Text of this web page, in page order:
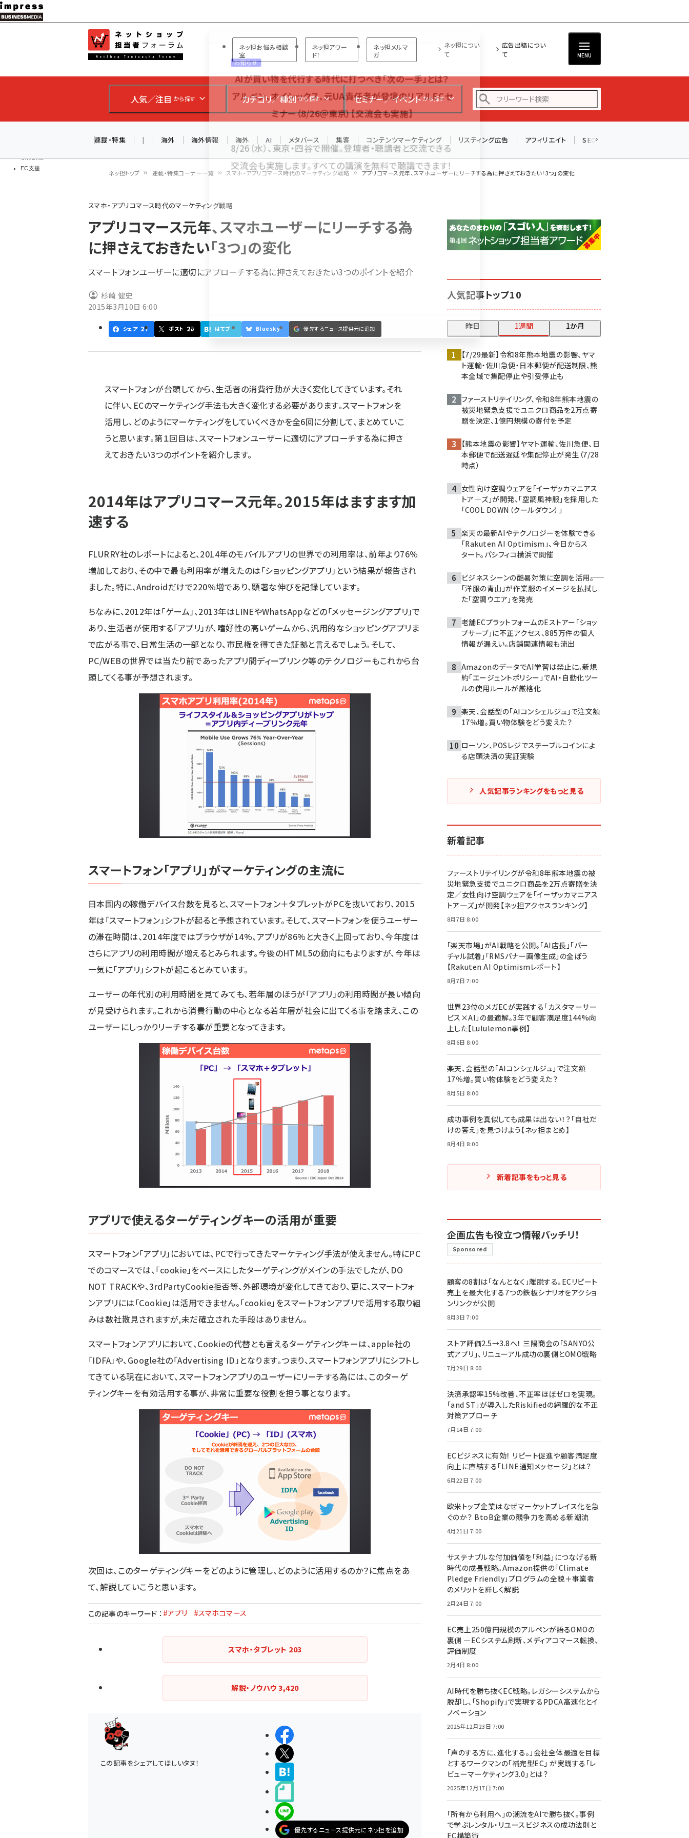
メ
イ
ン
ツ
移
教育講座
EC支援
ネットショップ担当者フォーラム
ネッ担お悩み相談
室
ネッ担アワー
ド！
ネッ担メルマ
ガ
ネッ担につい
て
広告出稿につい
て
MENU
人気／注目 から探す カテゴリ／種別 から探す セミナー／イベント から探す
yahoo (1901)
アスクル (1119)
base (1077)
連載・特集 | 海外 海外情報 海外 AI メタバース 集客 コンテンツマーケティング リスティング広告 アフィリエイト SEO
ン
く
ず
ネッ担トップ 連載・特集コーナー一覧 スマホ・アプリコマース時代のマーケティング戦略 アプリコマース元年、スマホユーザーにリーチする為に押さえておきたい「3つ」の変化
スマホ・アプリコマース時代のマーケティング戦略
アプリコマース元年、スマホユーザーにリーチする為
に押さえておきたい「3つ」の変化
スマートフォンユーザーに適切にアプローチする為に押さえておきたい3つのポイントを紹介
杉崎 健史
2015年3月10日 6:00
シェア 27 ポスト 20 はてブ Bluesky 優先するニュース提供元に追加
スマートフォンが台頭してから、生活者の消費行動が大きく変化してきています。それ
に伴い、ECのマーケティング手法も大きく変化する必要があります。スマートフォンを
活用し、どのようにマーケティングをしていくべきかを全6回に分割して、まとめていこ
うと思います。第１回目は、スマートフォンユーザーに適切にアプローチする為に押さ
えておきたい3つのポイントを紹介します。
2014年はアプリコマース元年。2015年はますます加
速する
FLURRY社のレポートによると、2014年のモバイルアプリの世界での利用率は、前年より76％
増加しており、その中で最も利用率が増えたのは「ショッピングアプリ」という結果が報告され
ました。特に、Androidだけで220％増であり、顕著な伸びを記録しています。
ちなみに、2012年は「ゲーム」、2013年はLINEやWhatsAppなどの「メッセージングアプリ」で
あり、生活者が使用する「アプリ」が、嗜好性の高いゲームから、汎用的なショッピングアプリま
で広がる事で、日常生活の一部となり、市民権を得てきた証拠と言えるでしょう。そして、
PC/WEBの世界では当たり前であったアプリ間ディープリンク等のテクノロジーもこれから台
頭してくる事が予想されます。
スマートフォン「アプリ」がマーケティングの主流に
日本国内の稼働デバイス台数を見ると、スマートフォン＋タブレットがPCを抜いており、2015
年は「スマートフォン」シフトが起ると予想されています。そして、スマートフォンを使うユーザー
の滞在時間は、2014年度ではブラウザが14%、アプリが86%と大きく上回っており、今年度は
さらにアプリの利用時間が増えるとみられます。今後のHTML5の動向にもよりますが、今年は
一気に「アプリ」シフトが起こるとみています。
ユーザーの年代別の利用時間を見てみても、若年層のほうが「アプリ」の利用時間が長い傾向
が見受けられます。これから消費行動の中心となる若年層が社会に出てくる事を踏まえ、この
ユーザーにしっかりリーチする事が重要となってきます。
アプリで使えるターゲティングキーの活用が重要
スマートフォン「アプリ」においては、PCで行ってきたマーケティング手法が使えません。特にPC
でのコマースでは、「cookie」をベースにしたターゲティングがメインの手法でしたが、DO
NOT TRACKや、3rdPartyCookie拒否等、外部環境が変化してきており、更に、スマートフォ
ンアプリには「Cookie」は活用できません。「cookie」をスマートフォンアプリで活用する取り組
みは数社散見されますが,未だ確立された手段はありません。
スマートフォンアプリにおいて、Cookieの代替とも言えるターゲティングキーは、apple社の
「IDFA」や、Google社の「Advertising ID」となります。つまり、スマートフォンアプリにシフトし
てきている現在において、スマートフォンアプリのユーザーにリーチする為には、このターゲ
ティングキーを有効活用する事が、非常に重要な役割を担う事となります。
次回は、このターゲティングキーをどのように管理し、どのように活用するのか？に焦点をあ
て、解説していこうと思います。
この記事のキーワード ： #アプリ #スマホコマース
スマホ・タブレット 203
解説・ノウハウ3,420
この記事をシェアしてほしいタヌ！
優先するニュース提供元にネッ担を追加
人気記事トップ10
昨日 1週間 1か月
【7/29最新】令和8年熊本地震の影響、ヤマ
ト運輸・佐川急便・日本郵便が配送制限、熊
本全域で集配停止や引受停止も
ファーストリテイリング、令和8年熊本地震の
被災地緊急支援でユニクロ商品を2万点寄
贈を決定、1億円規模の寄付を予定
【熊本地震の影響】ヤマト運輸、佐川急便、日
本郵便で配送遅延や集配停止が発生（7/28
時点）
女性向け空調ウェアを「イーザッカマニアス
トア―ズ」が開発、「空調風神服」を採用した
「COOL DOWN（クールダウン）」
楽天の最新AIやテクノロジーを体験できる
「Rakuten AI Optimism」、今日からス
タート。パシフィコ横浜で開催
ビジネスシーンの酷暑対策に空調を活用――。
「洋服の青山」が作業服のイメージを払拭し
た「空調ウエア」を発売
老舗ECプラットフォームのEストアー「ショッ
プサーブ」に不正アクセス、885万件の個人
情報が漏えい。店舗関連情報も流出
AmazonのデータでAI学習は禁止に。新規
約「エージェントポリシー」でAI・自動化ツー
ルの使用ルールが厳格化
楽天、会話型の「AIコンシェルジュ」で注文額
17％増。買い物体験をどう変えた？
ローソン、POSレジでステーブルコインによ
る店頭決済の実証実験
人気記事ランキングをもっと見る
新着記事
ファーストリテイリングが令和8年熊本地震の被
災地緊急支援でユニクロ商品を2万点寄贈を決
定／女性向け空調ウェアを「イーザッカマニアス
トア―ズ」が開発【ネッ担アクセスランキング】
8月7日 8:00
「楽天市場」がAI戦略を公開。「AI店長」「バー
チャル試着」「RMSバナー画像生成」の全ぼう
【Rakuten AI Optimismレポート】
8月7日 7:00
世界23位のメガECが実践する「カスタマーサー
ビス×AI」の最適解。3年で顧客満足度144%向
上した【Lululemon事例】
8月6日 8:00
楽天、会話型の「AIコンシェルジュ」で注文額
17％増。買い物体験をどう変えた？
8月5日 8:00
成功事例を真似しても成果は出ない！？「自社だ
けの答え」を見つけよう【ネッ担まとめ】
8月4日 8:00
新着記事をもっと見る
企画広告も役立つ情報バッチリ！
Sponsored
顧客の8割は「なんとなく」離脱する。ECリピート
売上を最大化する7つの鉄板シナリオをアクショ
ンリンクが公開
8月3日 7:00
ストア評価2.5→3.8へ！ 三陽商会の「SANYO公
式アプリ」、リニューアル成功の裏側とOMO戦略
7月29日 8:00
決済承認率15%改善、不正率ほぼゼロを実現。
「and ST」が導入したRiskifiedの網羅的な不正
対策アプローチ
7月14日 7:00
ECビジネスに有効！ リピート促進や顧客満足度
向上に直結する「LINE通知メッセージ」とは？
6月22日 7:00
欧米トップ企業はなぜマーケットプレイス化を急
ぐのか？ BtoB企業の競争力を高める新潮流
4月21日 7:00
サステナブルな付加価値を「利益」につなげる新
時代の成長戦略。Amazon提供の「Climate
Pledge Friendly」プログラムの全貌＋事業者
のメリットを詳しく解説
2月24日 7:00
EC売上250億円規模のアルペンが語るOMOの
裏側 ―ECシステム刷新、メディアコマース転換、
評価制度
2月4日 8:00
AI時代を勝ち抜くEC戦略。レガシーシステムから
脱却し、「Shopify」で実現するPDCA高速化とイ
ノベーション
2025年12月23日 7:00
「声のする方に、進化する。」会社全体最適を目標
とするワークマンの「補完型EC」 が実践する「レ
ビューマーケティング3.0」とは？
2025年12月17日 7:00
「所有から利用へ」の潮流をAIで勝ち抜く。事例
で学ぶレンタル・リユースビジネスの成功法則と
EC構築術
お知らせ
AIが買い物を代行する時代に打つべき「次の一手」とは？
アルペン、オイシックス、元UA責任者が登壇のリアルECセ
ミナー（8/26＠東京）【交流会も実施】
8/26（水）、東京・四谷で開催。登壇者・聴講者と交流できる
交流会も実施します。すべての講演を無料で聴講できます！
参加登録はこちら↑